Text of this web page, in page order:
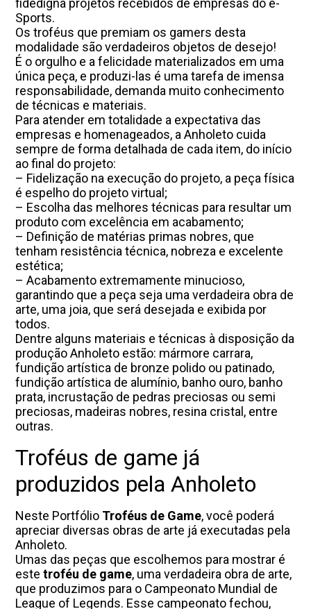
Sports.
Os troféus que premiam os gamers desta
modalidade são verdadeiros objetos de desejo!
É o orgulho e a felicidade materializados em uma
única peça, e produzi-las é uma tarefa de imensa
responsabilidade, demanda muito conhecimento
de técnicas e materiais.
Para atender em totalidade a expectativa das
empresas e homenageados, a Anholeto cuida
sempre de forma detalhada de cada item, do início
ao final do projeto:
– Fidelização na execução do projeto, a peça física
é espelho do projeto virtual;
– Escolha das melhores técnicas para resultar um
produto com excelência em acabamento;
– Definição de matérias primas nobres, que
tenham resistência técnica, nobreza e excelente
estética;
– Acabamento extremamente minucioso,
garantindo que a peça seja uma verdadeira obra de
arte, uma joia, que será desejada e exibida por
todos.
Dentre alguns materiais e técnicas à disposição da
produção Anholeto estão: mármore carrara,
fundição artística de bronze polido ou patinado,
fundição artística de alumínio, banho ouro, banho
prata, incrustação de pedras preciosas ou semi
preciosas, madeiras nobres, resina cristal, entre
outras.
Troféus de game já
produzidos pela Anholeto
Neste Portfólio Troféus de Game, você poderá
apreciar diversas obras de arte já executadas pela
Anholeto.
Umas das peças que escolhemos para mostrar é
este troféu de game, uma verdadeira obra de arte,
que produzimos para o Campeonato Mundial de
League of Legends. Esse campeonato fechou,